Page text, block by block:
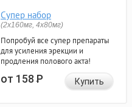
Супер набор
(2х160мг, 4х80мг)
Попробуй все супер препараты
для усиления эрекции и
продления полового акта!
от 158Р Купить